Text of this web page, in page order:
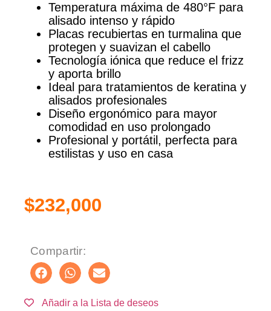
Temperatura máxima de 480°F para
alisado intenso y rápido
Placas recubiertas en turmalina que
protegen y suavizan el cabello
Tecnología iónica que reduce el frizz
y aporta brillo
Ideal para tratamientos de keratina y
alisados profesionales
Diseño ergonómico para mayor
comodidad en uso prolongado
Profesional y portátil, perfecta para
estilistas y uso en casa
$232,000
Compartir:
Añadir a la Lista de deseos